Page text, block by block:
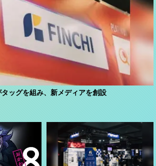
ッグを組み、新メディアを創設